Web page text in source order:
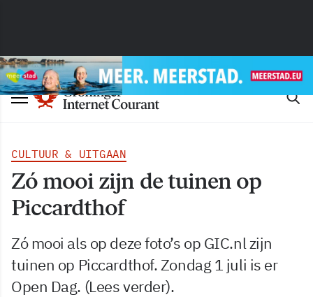
CULTUUR & UITGAAN
Zó mooi zijn de tuinen op
Piccardthof
Zó mooi als op deze foto’s op GIC.nl zijn
tuinen op Piccardthof. Zondag 1 juli is er
Open Dag. (Lees verder).